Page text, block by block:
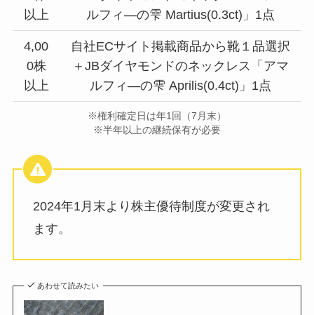
以上
ルフィ―の雫 Martius(0.3ct)」1点
4,00
0株
以上
自社ECサイト掲載商品から靴１品選択
＋JBダイヤモンドのネックレス「アマ
ルフィ―の雫 Aprilis(0.4ct)」1点
※権利確定日は年1回（7月末）
※半年以上の継続保有が必要
2024年1月末より株主優待制度が変更され
ます。
あわせて読みたい